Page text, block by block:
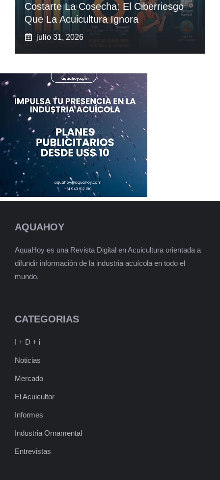
Costarte La Cosecha: El Ciberriesgo
Que La Acuicultura Ignora
julio 31, 2026
AQUAHOY
AquaHoy es una Revista Digital en Acuicultura orientada a
difundir información de la industria acuícola en todo el
mundo.
CATEGORIAS
I + D + i
Noticias
Mercado
El Acuicultor
Informes
Industria Ornamental
Entrevistas